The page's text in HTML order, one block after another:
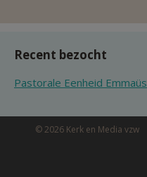
Recent bezocht
Pastorale Eenheid Emmaüs
© 2026 Kerk en Media vzw